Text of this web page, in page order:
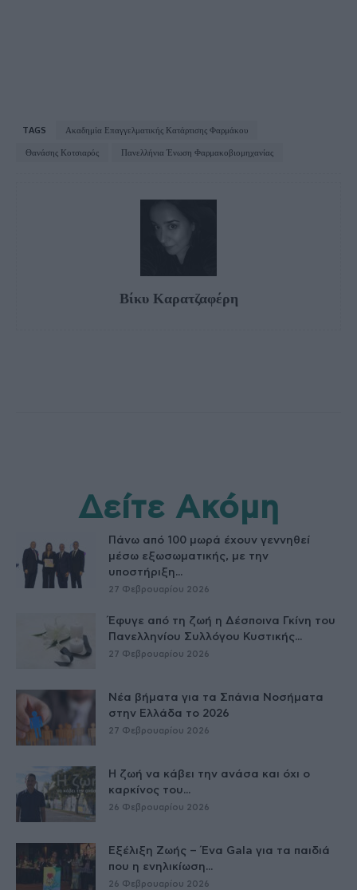
TAGS
Ακαδημία Επαγγελματικής Κατάρτισης Φαρμάκου
Θανάσης Κοτσιαρός
Πανελλήνια Ένωση Φαρμακοβιομηχανίας
Βίκυ Καρατζαφέρη
Δείτε Ακόμη
Πάνω από 100 μωρά έχουν γεννηθεί
μέσω εξωσωματικής, με την
υποστήριξη...
27 Φεβρουαρίου 2026
Έφυγε από τη ζωή η Δέσποινα Γκίνη του
Πανελληνίου Συλλόγου Κυστικής...
27 Φεβρουαρίου 2026
Νέα βήματα για τα Σπάνια Νοσήματα
στην Ελλάδα το 2026
27 Φεβρουαρίου 2026
Η ζωή να κάβει την ανάσα και όχι ο
καρκίνος του...
26 Φεβρουαρίου 2026
Εξέλιξη Ζωής – Ένα Gala για τα παιδιά
που η ενηλικίωση...
26 Φεβρουαρίου 2026